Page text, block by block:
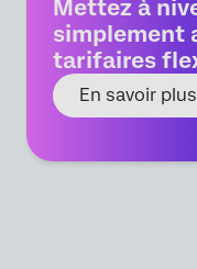
Mettez à
simplement
tarifaires
En savoir plus